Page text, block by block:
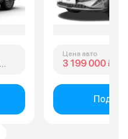
Цена авто
3 199 000 ₽